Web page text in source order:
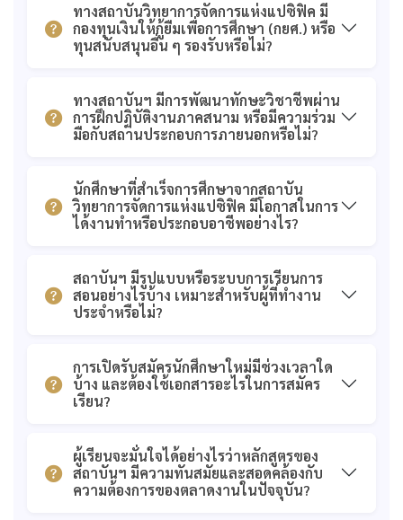
ทางสถาบันวิทยาการจัดการแห่งแปซิฟิค มี
กองทุนเงินให้กู้ยืมเพื่อการศึกษา (กยศ.) หรือ
ทุนสนับสนุนอื่น ๆ รองรับหรือไม่?
ทางสถาบันฯ มีการพัฒนาทักษะวิชาชีพผ่าน
การฝึกปฏิบัติงานภาคสนาม หรือมีความร่วม
มือกับสถานประกอบการภายนอกหรือไม่?
นักศึกษาที่สำเร็จการศึกษาจากสถาบัน
วิทยาการจัดการแห่งแปซิฟิค มีโอกาสในการ
ได้งานทำหรือประกอบอาชีพอย่างไร?
สถาบันฯ มีรูปแบบหรือระบบการเรียนการ
สอนอย่างไรบ้าง เหมาะสำหรับผู้ที่ทำงาน
ประจำหรือไม่?
การเปิดรับสมัครนักศึกษาใหม่มีช่วงเวลาใด
บ้าง และต้องใช้เอกสารอะไรในการสมัคร
เรียน?
ผู้เรียนจะมั่นใจได้อย่างไรว่าหลักสูตรของ
สถาบันฯ มีความทันสมัยและสอดคล้องกับ
ความต้องการของตลาดงานในปัจจุบัน?